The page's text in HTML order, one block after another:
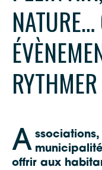
NATURE…
RYTHMER
A
offrir aux